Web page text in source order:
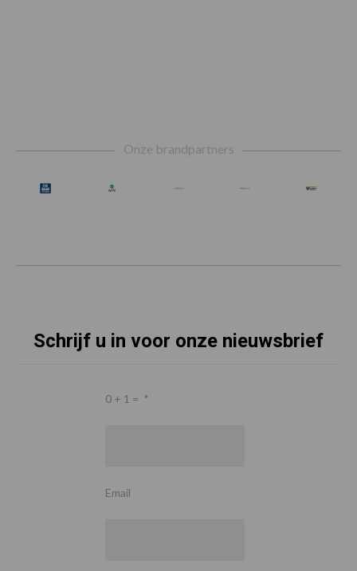
Onze brandpartners
Schrijf u in voor onze nieuwsbrief
0 + 1 = *
Email